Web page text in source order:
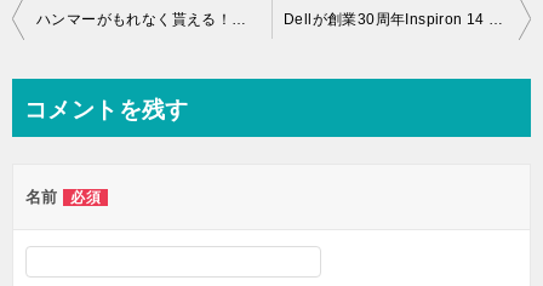
投
ビ
ー
シ
ハンマーがもれなく貰える！ドスパラのGALLERIAモンスターハンターフロンティアG推奨モデルQF860HEが６月４日に追加！ Dellが創業30周年Inspiron 14 3000Office Personal付モデル通常時より18,000円Off！
コメントを残す
名前 必須